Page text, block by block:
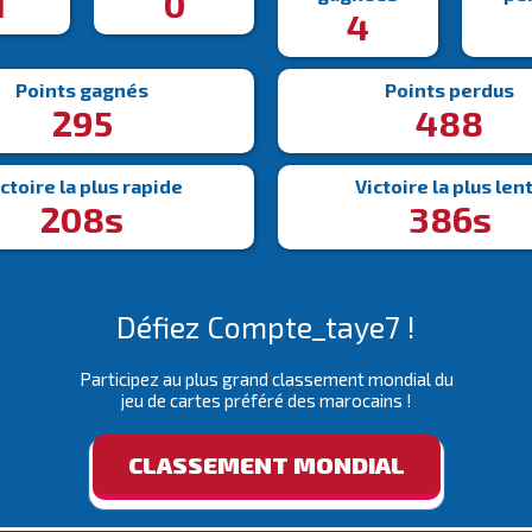
4
Points gagnés
295
Points perdus
488
la plus rapide
208s
Victoire la plus
386s
Défiez Compte_taye7 !
Participez au plus grand classement mondial du
jeu de cartes préféré des marocains !
CLASSEMENT MONDIAL